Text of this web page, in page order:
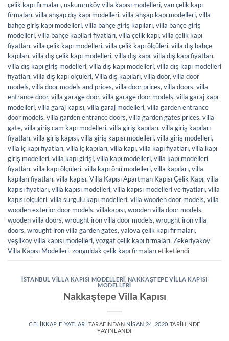
çelik kapı firmaları, uskumruköy villa kapısı modelleri, van çelik kapı
firmaları, villa ahşap dış kapı modelleri, villa ahşap kapı modelleri, villa
bahçe giriş kapı modelleri, villa bahçe giriş kapıları, villa bahçe giriş
modelleri, villa bahçe kapilari fiyatları, villa çelik kapı, villa çelik kapı
fiyatları, villa çelik kapı modelleri, villa çelik kapı ölçüleri, villa dış bahçe
kapıları, villa dış çelik kapı modelleri, villa dış kapı, villa dış kapı fiyatları,
villa dış kapı giriş modelleri, villa dış kapı modelleri, villa dış kapı modelleri
fiyatları, villa dış kapı ölçüleri, Villa dış kapıları, villa door, villa door
models, villa door models and prices, villa door prices, villa doors, villa
entrance door, villa garage door, villa garage door models, villa garaj kapı
modelleri, villa garaj kapısı, villa garaj modelleri, villa garden entrance
door models, villa garden entrance doors, villa garden gates prices, villa
gate, villa giriş cam kapı modelleri, villa giriş kapıları, villa giriş kapıları
fiyatları, villa giriş kapısı, villa giriş kapısı modelleri, villa giriş modelleri,
villa iç kapı fiyatları, villa iç kapıları, villa kapı, villa kapı fiyatları, villa kapı
giriş modelleri, villa kapı girişi, villa kapı modelleri, villa kapı modelleri
fiyatları, villa kapı ölçüleri, villa kapı önü modelleri, villa kapıları, villa
kapıları fiyatları, villa kapısı, Villa Kapısı Apartman Kapısı Çelik Kapı, villa
kapısı fiyatları, villa kapısı modelleri, villa kapısı modelleri ve fiyatları, villa
kapısı ölçüleri, villa sürgülü kapı modelleri, villa wooden door models, villa
wooden exterior door models, villakapısı, wooden villa door models,
wooden villa doors, wrought iron villa door models, wrought iron villa
doors, wrought iron villa garden gates, yalova çelik kapı firmaları,
yeşilköy villa kapısı modelleri, yozgat çelik kapı firmaları, Zekeriyaköy
Villa Kapısı Modelleri, zonguldak çelik kapı firmalarıetiketlendi
İSTANBUL VILLA KAPISI MODELLERI NAKKAŞTEPE VILLA KAPISI
MODELLERI
Nakkaştepe Villa Kapısı
CELIKKAPIFIYATLARI TARAFINDAN NISAN 24, 2020 TARIHINDE
YAYINLANDI